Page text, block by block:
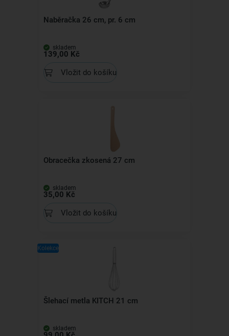
Naběračka 26 cm, pr. 6 cm
skladem
139,00 Kč
Vložit do košíku
Obracečka zkosená 27 cm
skladem
35,00 Kč
Vložit do košíku
Kolekce
Šlehací metla KITCH 21 cm
skladem